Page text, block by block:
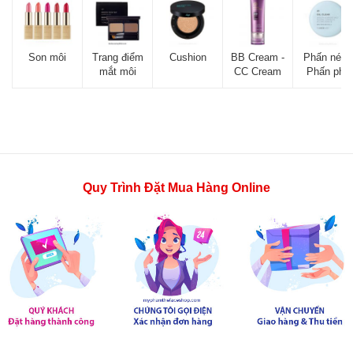
Son môi
Trang điểm
mắt môi
Cushion
BB Cream -
CC Cream
Phấn nén -
Phấn phủ
Quy Trình Đặt Mua Hàng Online